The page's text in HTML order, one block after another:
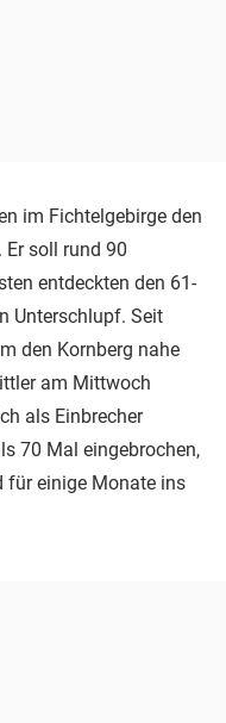
im Fichtelgebirge den
soll rund 90
entdeckten den 61-
Unterschlupf. Seit
den Kornberg nahe
am Mittwoch
als Einbrecher
70 Mal eingebrochen,
für einige Monate ins